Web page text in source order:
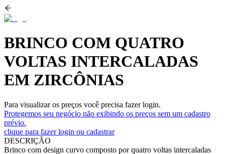
BRINCO COM QUATRO
VOLTAS INTERCALADAS
EM ZIRCÔNIAS
Para visualizar os preços você precisa fazer login.
Protegemos seu negócio não exibindo os preços sem um cadastro
prévio.
clique para fazer login ou cadastrar
DESCRIÇÃO
Brinco com design curvo composto por quatro voltas intercaladas